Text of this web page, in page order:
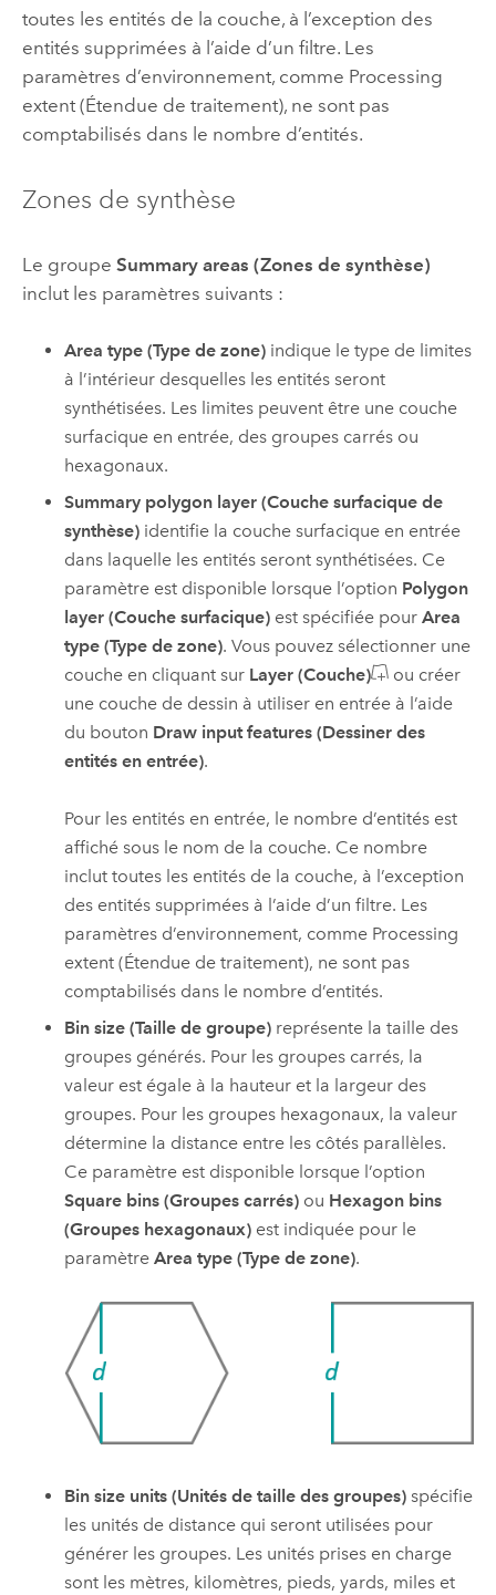
toutes les entités de la couche, à l’exception des
entités supprimées à l’aide d’un filtre. Les
paramètres d’environnement, comme Processing
extent (Étendue de traitement), ne sont pas
comptabilisés dans le nombre d’entités.
Zones de synthèse
Le groupe Summary areas (Zones de synthèse)
inclut les paramètres suivants :
Area type (Type de zone) indique le type de limites
à l’intérieur desquelles les entités seront
synthétisées. Les limites peuvent être une couche
surfacique en entrée, des groupes carrés ou
hexagonaux.
Summary polygon layer (Couche surfacique de
synthèse) identifie la couche surfacique en entrée
dans laquelle les entités seront synthétisées. Ce
paramètre est disponible lorsque l’option Polygon
layer (Couche surfacique) est spécifiée pourArea
type (Type de zone). Vous pouvez sélectionner une
couche en cliquant sur Layer (Couche)
ou créer
une couche de dessin à utiliser en entrée à l’aide
du bouton Draw input features (Dessiner des
entités en entrée).
Pour les entités en entrée, le nombre d’entités est
affiché sous le nom de la couche. Ce nombre
inclut toutes les entités de la couche, à l’exception
des entités supprimées à l’aide d’un filtre. Les
paramètres d’environnement, comme Processing
extent (Étendue de traitement), ne sont pas
comptabilisés dans le nombre d’entités.
Bin size (Taille de groupe) représente la taille des
groupes générés. Pour les groupes carrés, la
valeur est égale à la hauteur et la largeur des
groupes. Pour les groupes hexagonaux, la valeur
détermine la distance entre les côtés parallèles.
Ce paramètre est disponible lorsque l’option
Square bins (Groupes carrés) ou Hexagon bins
(Groupes hexagonaux) est indiquée pour le
paramètreArea type (Type de zone).
Bin size units (Unités de taille des groupes) spécifie
les unités de distance qui seront utilisées pour
générer les groupes. Les unités prises en charge
sont les mètres, kilomètres, pieds, yards, miles et